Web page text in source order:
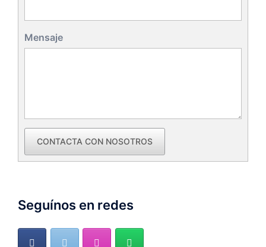
Mensaje
CONTACTA CON NOSOTROS
Seguínos en redes